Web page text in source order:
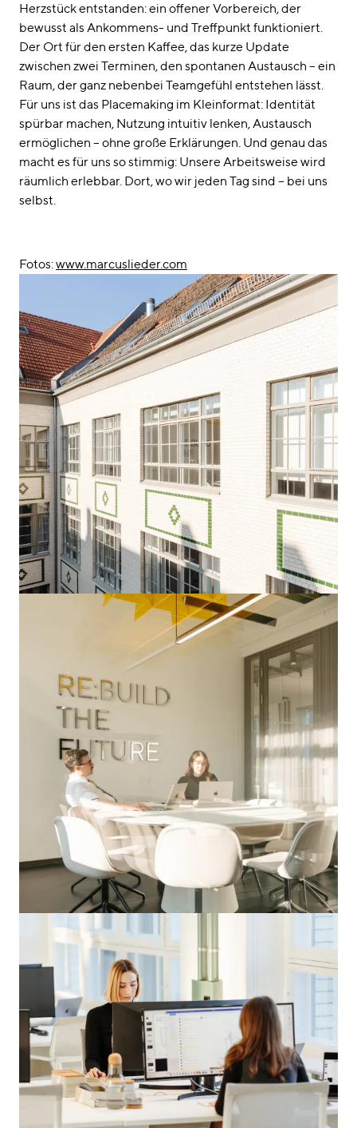
Herzstück entstanden: ein offener Vorbereich, der
bewusst als Ankommens- und Treffpunkt funktioniert.
Der Ort für den ersten Kaffee, das kurze Update
zwischen zwei Terminen, den spontanen Austausch – ein
Raum, der ganz nebenbei Teamgefühl entstehen lässt.
Für uns ist das Placemaking im Kleinformat: Identität
spürbar machen, Nutzung intuitiv lenken, Austausch
ermöglichen – ohne große Erklärungen. Und genau das
macht es für uns so stimmig: Unsere Arbeitsweise wird
räumlich erlebbar. Dort, wo wir jeden Tag sind – bei uns
selbst.
Fotos:www.marcuslieder.com